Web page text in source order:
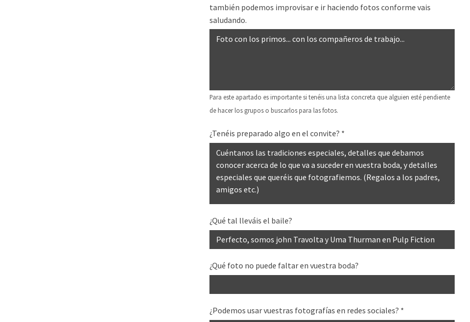
también podemos improvisar e ir haciendo fotos conforme vais
saludando.
Para este apartado es importante si tenéis una lista concreta que alguien esté pendiente
de hacer los grupos o buscarlos para las fotos.
¿Tenéis preparado algo en el convite? *
¿Qué tal lleváis el baile?
¿Qué foto no puede faltar en vuestra boda?
¿Podemos usar vuestras fotografías en redes sociales? *